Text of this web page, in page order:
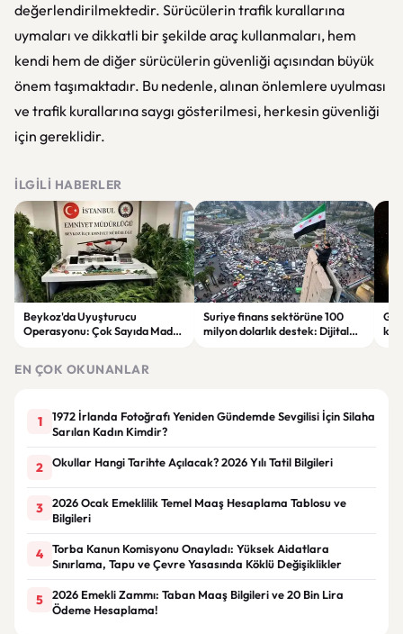
değerlendirilmektedir. Sürücülerin trafik kurallarına
uymaları ve dikkatli bir şekilde araç kullanmaları, hem
kendi hem de diğer sürücülerin güvenliği açısından büyük
önem taşımaktadır. Bu nedenle, alınan önlemlere uyulması
ve trafik kurallarına saygı gösterilmesi, herkesin güvenliği
için gereklidir.
İLGILI HABERLER
Beykoz'da Uyuşturucu
Operasyonu: Çok Sayıda Madde
Suriye finans sektörüne 100
milyon dolarlık destek: Dijital
EN ÇOK OKUNANLAR
1
1972 İrlanda Fotoğrafı Yeniden Gündemde Sevgilisi İçin Silaha
Sarılan Kadın Kimdir?
2 Okullar Hangi Tarihte Açılacak? 2026 Yılı Tatil Bilgileri
3
2026 Ocak Emeklilik Temel Maaş Hesaplama Tablosu ve
Bilgileri
4
Torba Kanun Komisyonu Onayladı: Yüksek Aidatlara
Sınırlama, Tapu ve Çevre Yasasında Köklü Değişiklikler
5
2026 Emekli Zammı: Taban Maaş Bilgileri ve 20 Bin Lira
Ödeme Hesaplama!